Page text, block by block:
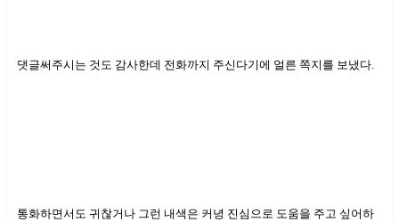
댓글써주시는 것도 감사한데 전화까지 주신다기에 얼른 쪽지를 보냈다.
통화하면서도 귀찮거나 그런 내색은 커녕 진심으로 도움을 주고 싶어하